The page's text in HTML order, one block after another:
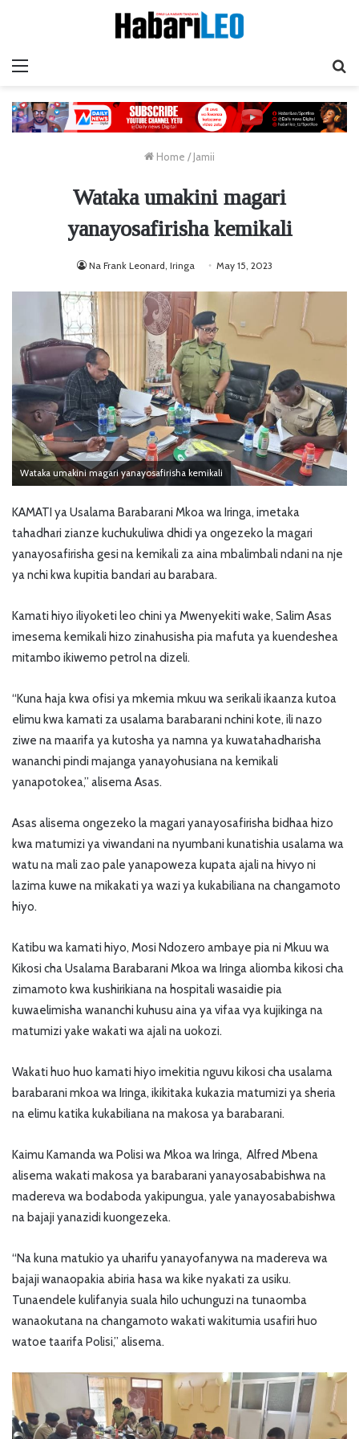
Home / Jamii
Wataka umakini magari
yanayosafirisha kemikali
Na Frank Leonard, Iringa May 15, 2023
Wataka umakini magari yanayosafirisha kemikali
KAMATI ya Usalama Barabarani Mkoa wa Iringa, imetaka
tahadhari zianze kuchukuliwa dhidi ya ongezeko la magari
yanayosafirisha gesi na kemikali za aina mbalimbali ndani na nje
ya nchi kwa kupitia bandari au barabara.
Kamati hiyo iliyoketi leo chini ya Mwenyekiti wake, Salim Asas
imesema kemikali hizo zinahusisha pia mafuta ya kuendeshea
mitambo ikiwemo petrol na dizeli.
“Kuna haja kwa ofisi ya mkemia mkuu wa serikali ikaanza kutoa
elimu kwa kamati za usalama barabarani nchini kote, ili nazo
ziwe na maarifa ya kutosha ya namna ya kuwatahadharisha
wananchi pindi majanga yanayohusiana na kemikali
yanapotokea,” alisema Asas.
Asas alisema ongezeko la magari yanayosafirisha bidhaa hizo
kwa matumizi ya viwandani na nyumbani kunatishia usalama wa
watu na mali zao pale yanapoweza kupata ajali na hivyo ni
lazima kuwe na mikakati ya wazi ya kukabiliana na changamoto
hiyo.
Katibu wa kamati hiyo, Mosi Ndozero ambaye pia ni Mkuu wa
Kikosi cha Usalama Barabarani Mkoa wa Iringa aliomba kikosi cha
zimamoto kwa kushirikiana na hospitali wasaidie pia
kuwaelimisha wananchi kuhusu aina ya vifaa vya kujikinga na
matumizi yake wakati wa ajali na uokozi.
Wakati huo huo kamati hiyo imekitia nguvu kikosi cha usalama
barabarani mkoa wa Iringa, ikikitaka kukazia matumizi ya sheria
na elimu katika kukabiliana na makosa ya barabarani.
Kaimu Kamanda wa Polisi wa Mkoa wa Iringa, Alfred Mbena
alisema wakati makosa ya barabarani yanayosababishwa na
madereva wa bodaboda yakipungua, yale yanayosababishwa
na bajaji yanazidi kuongezeka.
“Na kuna matukio ya uharifu yanayofanywa na madereva wa
bajaji wanaopakia abiria hasa wa kike nyakati za usiku.
Tunaendele kulifanyia suala hilo uchunguzi na tunaomba
wanaokutana na changamoto wakati wakitumia usafiri huo
watoe taarifa Polisi,” alisema.